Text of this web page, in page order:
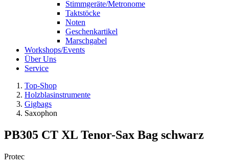
Stimmgeräte/Metronome
Taktstöcke
Noten
Geschenkartikel
Marschgabel
Workshops/Events
Über Uns
Service
Top-Shop
Holzblasinstrumente
Gigbags
Saxophon
PB305 CT XL Tenor-Sax Bag schwarz
Protec